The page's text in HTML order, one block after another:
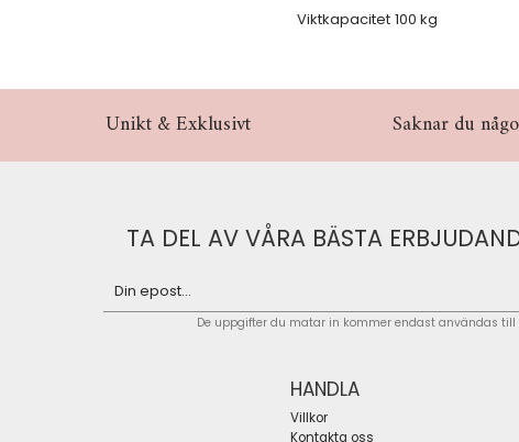
Viktkapacitet 100 kg
Unikt & Exklusivt Saknar du
TA DEL AV VÅRA BÄSTA
De uppgifter du matar in kommer endast användas till
HANDLA
Villkor
Kontakta oss